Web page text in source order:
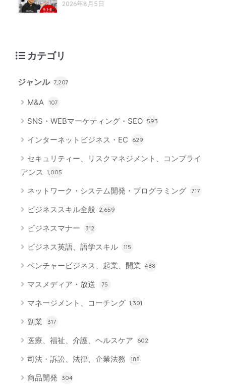
2026年8月5日
カテゴリ
ジャンル 7,207
M&A 107
SNS・WEBマーケティング・SEO 593
インターネットビジネス・EC 629
セキュリティー、リスクマネジメント、コンプライ
アンス 1,005
ネットワーク・システム開発・プログラミング 717
ビジネススキル全般 2,659
ビジネスマナー 312
ビジネス英語、語学スキル 115
ベンチャービジネス、起業、開業 488
マスメディア・放送 75
マネージメント、コーチング 1,301
副業 317
医療、福祉、介護、ヘルスケア 602
司法・訴訟、法律、企業法務 188
商品開発 304